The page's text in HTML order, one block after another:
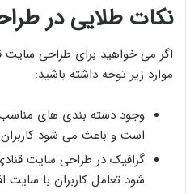
نکات طلایی در
اگر می خواهید برای طراحی سایت
موارد زیر توجه داشته باشید:
وجود دسته بندی های
است و باعث می شود
گرافیک در طراحی سایت
شود تعامل کاربران با سایت